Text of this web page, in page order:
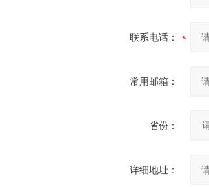
联系电话：
常用邮箱：
省份：
详细地址：